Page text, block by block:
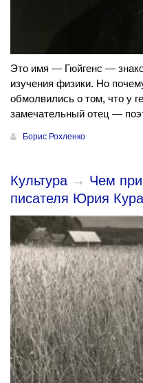
Это имя — Гюйгенс —
изучения физики. Но
обмолвились о том, что у
замечательный отец —
Борис Рохленко
Культура → Чем
писателя Юрия